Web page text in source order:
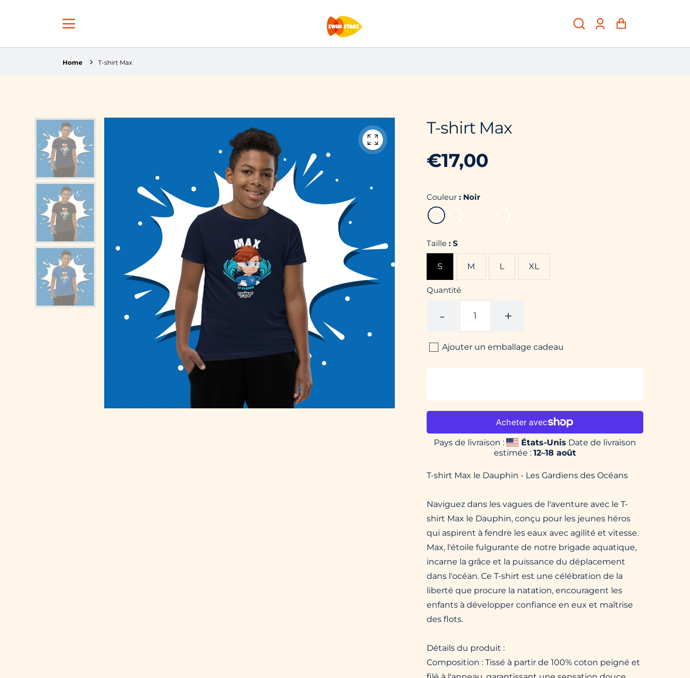
Account
Home T-shirt Max
T-shirt Max
Prix
habituel
€17,00
PRIX
UNITAIRE
PAR
Couleur : Noir
Taille : S
S M L XL
Quantité
- +
Ajouter un emballage cadeau
Pays de livraison : États-Unis Date de livraison
estimée : 12⁠–18 août
T-shirt Max le Dauphin - Les Gardiens des Océans
Naviguez dans les vagues de l'aventure avec le T-
shirt Max le Dauphin, conçu pour les jeunes héros
qui aspirent à fendre les eaux avec agilité et vitesse.
Max, l'étoile fulgurante de notre brigade aquatique,
incarne la grâce et la puissance du déplacement
dans l'océan. Ce T-shirt est une célébration de la
liberté que procure la natation, encouragent les
enfants à développer confiance en eux et maîtrise
des flots.
Détails du produit :
Composition : Tissé à partir de 100% coton peigné et